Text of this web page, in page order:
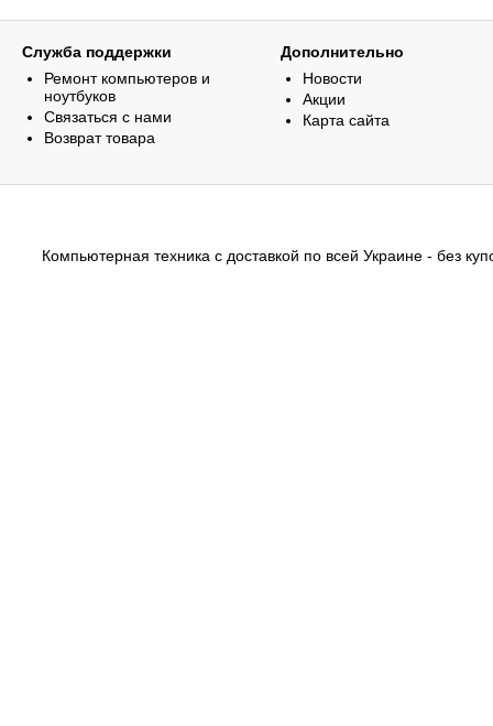
Служба поддержки
Ремонт компьютеров и
ноутбуков
Связаться с нами
Возврат товара
Дополнительно
Новости
Акции
Карта сайта
Компьютерная техника с доставкой по всей Украине - без